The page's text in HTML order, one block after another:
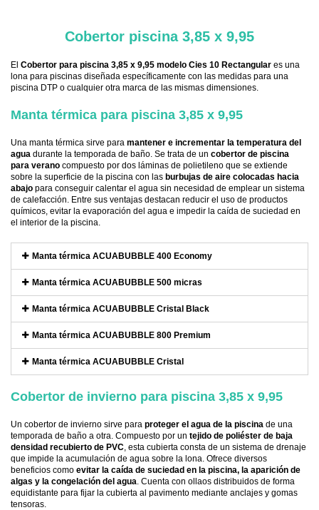
Cobertor piscina 3,85 x 9,95
El Cobertor para piscina 3,85 x 9,95 modelo Cies 10 Rectangular es una
lona para piscinas diseñada específicamente con las medidas para una
piscina DTP o cualquier otra marca de las mismas dimensiones.
Manta térmica para piscina 3,85 x 9,95
Una manta térmica sirve para mantener e incrementar la temperatura del
agua durante la temporada de baño. Se trata de un cobertor de piscina
para verano compuesto por dos láminas de polietileno que se extiende
sobre la superficie de la piscina con las burbujas de aire colocadas hacia
abajo para conseguir calentar el agua sin necesidad de emplear un sistema
de calefacción. Entre sus ventajas destacan reducir el uso de productos
químicos, evitar la evaporación del agua e impedir la caída de suciedad en
el interior de la piscina.
Manta térmica ACUABUBBLE 400 Economy
Manta térmica ACUABUBBLE 500 micras
Manta térmica ACUABUBBLE Cristal Black
Manta térmica ACUABUBBLE 800 Premium
Manta térmica ACUABUBBLE Cristal
Cobertor de invierno para piscina 3,85 x 9,95
Un cobertor de invierno sirve para proteger el agua de la piscina de una
temporada de baño a otra. Compuesto por un tejido de poliéster de baja
densidad recubierto de PVC , esta cubierta consta de un sistema de drenaje
que impide la acumulación de agua sobre la lona. Ofrece diversos
beneficios como evitar la caída de suciedad en la piscina, la aparición de
algas y la congelación del agua . Cuenta con ollaos distribuidos de forma
equidistante para fijar la cubierta al pavimento mediante anclajes y gomas
tensoras.